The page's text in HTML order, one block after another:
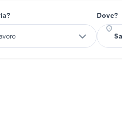
Dove?